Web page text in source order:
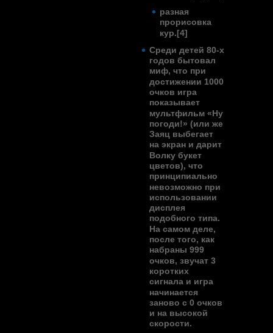
разная
прорисовка
кур.[4]
Среди детей 80-х
годов бытовал
миф, что при
достижении 1000
очков игра
показывает
мультфильм «Ну
погоди!» (или же
Заяц выбегает
на экран и дарит
Волку букет
цветов), что
принципиально
невозможно при
использовании
дисплея
подобного типа.
На самом деле,
после того, как
набраны 999
очков, звучат 3
коротких
сигнала и игра
начинается
заново с 0 очков
и на высокой
скорости.